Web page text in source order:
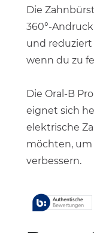
Die
360°-
und
wenn du zu
Die Oral-B
eignet sich
elektrische
möchten,
verbessern.